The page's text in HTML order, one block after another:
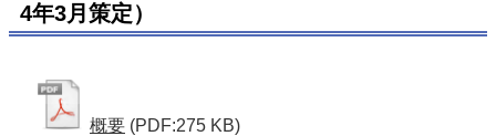
4年3月策定）
概要 (PDF:275 KB)